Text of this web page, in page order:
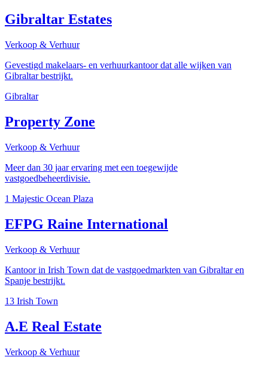
Gibraltar Estates
Verkoop & Verhuur
Gevestigd makelaars- en verhuurkantoor dat alle wijken van
Gibraltar bestrijkt.
Gibraltar
Property Zone
Verkoop & Verhuur
Meer dan 30 jaar ervaring met een toegewijde
vastgoedbeheerdivisie.
1 Majestic Ocean Plaza
EFPG Raine International
Verkoop & Verhuur
Kantoor in Irish Town dat de vastgoedmarkten van Gibraltar en
Spanje bestrijkt.
13 Irish Town
A.E Real Estate
Verkoop & Verhuur